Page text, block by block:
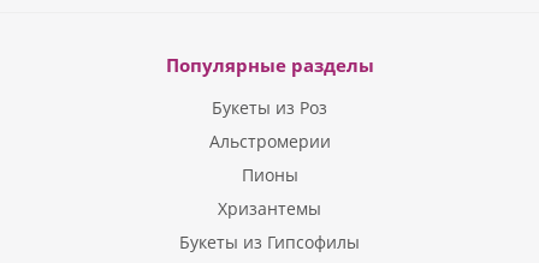
Популярные разделы
Букеты из Роз
Альстромерии
Пионы
Хризантемы
Букеты из Гипсофилы